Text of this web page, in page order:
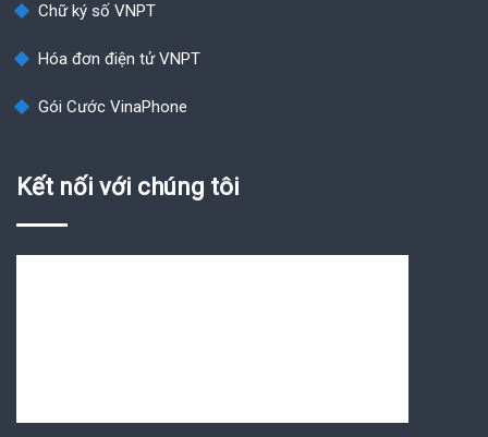
Chữ ký số VNPT
Hóa đơn điện tử VNPT
Gói Cước VinaPhone
Kết nối với chúng tôi